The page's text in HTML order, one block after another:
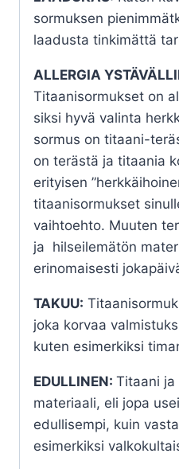
sormuksen
laadusta tinkimättä
ALLERGIA
Titaanisormukset on
siksi hyvä valinta
sormus on titaani-
on terästä ja titaania
erityisen
titaanisormukset
vaihtoehto. Muuten
ja hilseilemätön
erinomaisesti
TAKUU:
joka korvaa
kuten esimerkiksi
EDULLINEN: Titaani ja
materiaali, eli jopa
edullisempi, kuin
esimerkiksi